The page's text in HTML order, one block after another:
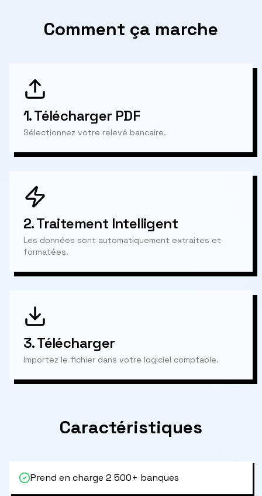
Comment ça marche
1.Télécharger PDF
Sélectionnez votre relevé bancaire.
2.Traitement Intelligent
Les données sont automatiquement extraites et
formatées.
3.Télécharger
Importez le fichier dans votre logiciel comptable.
Caractéristiques
Prend en charge 2 500+ banques